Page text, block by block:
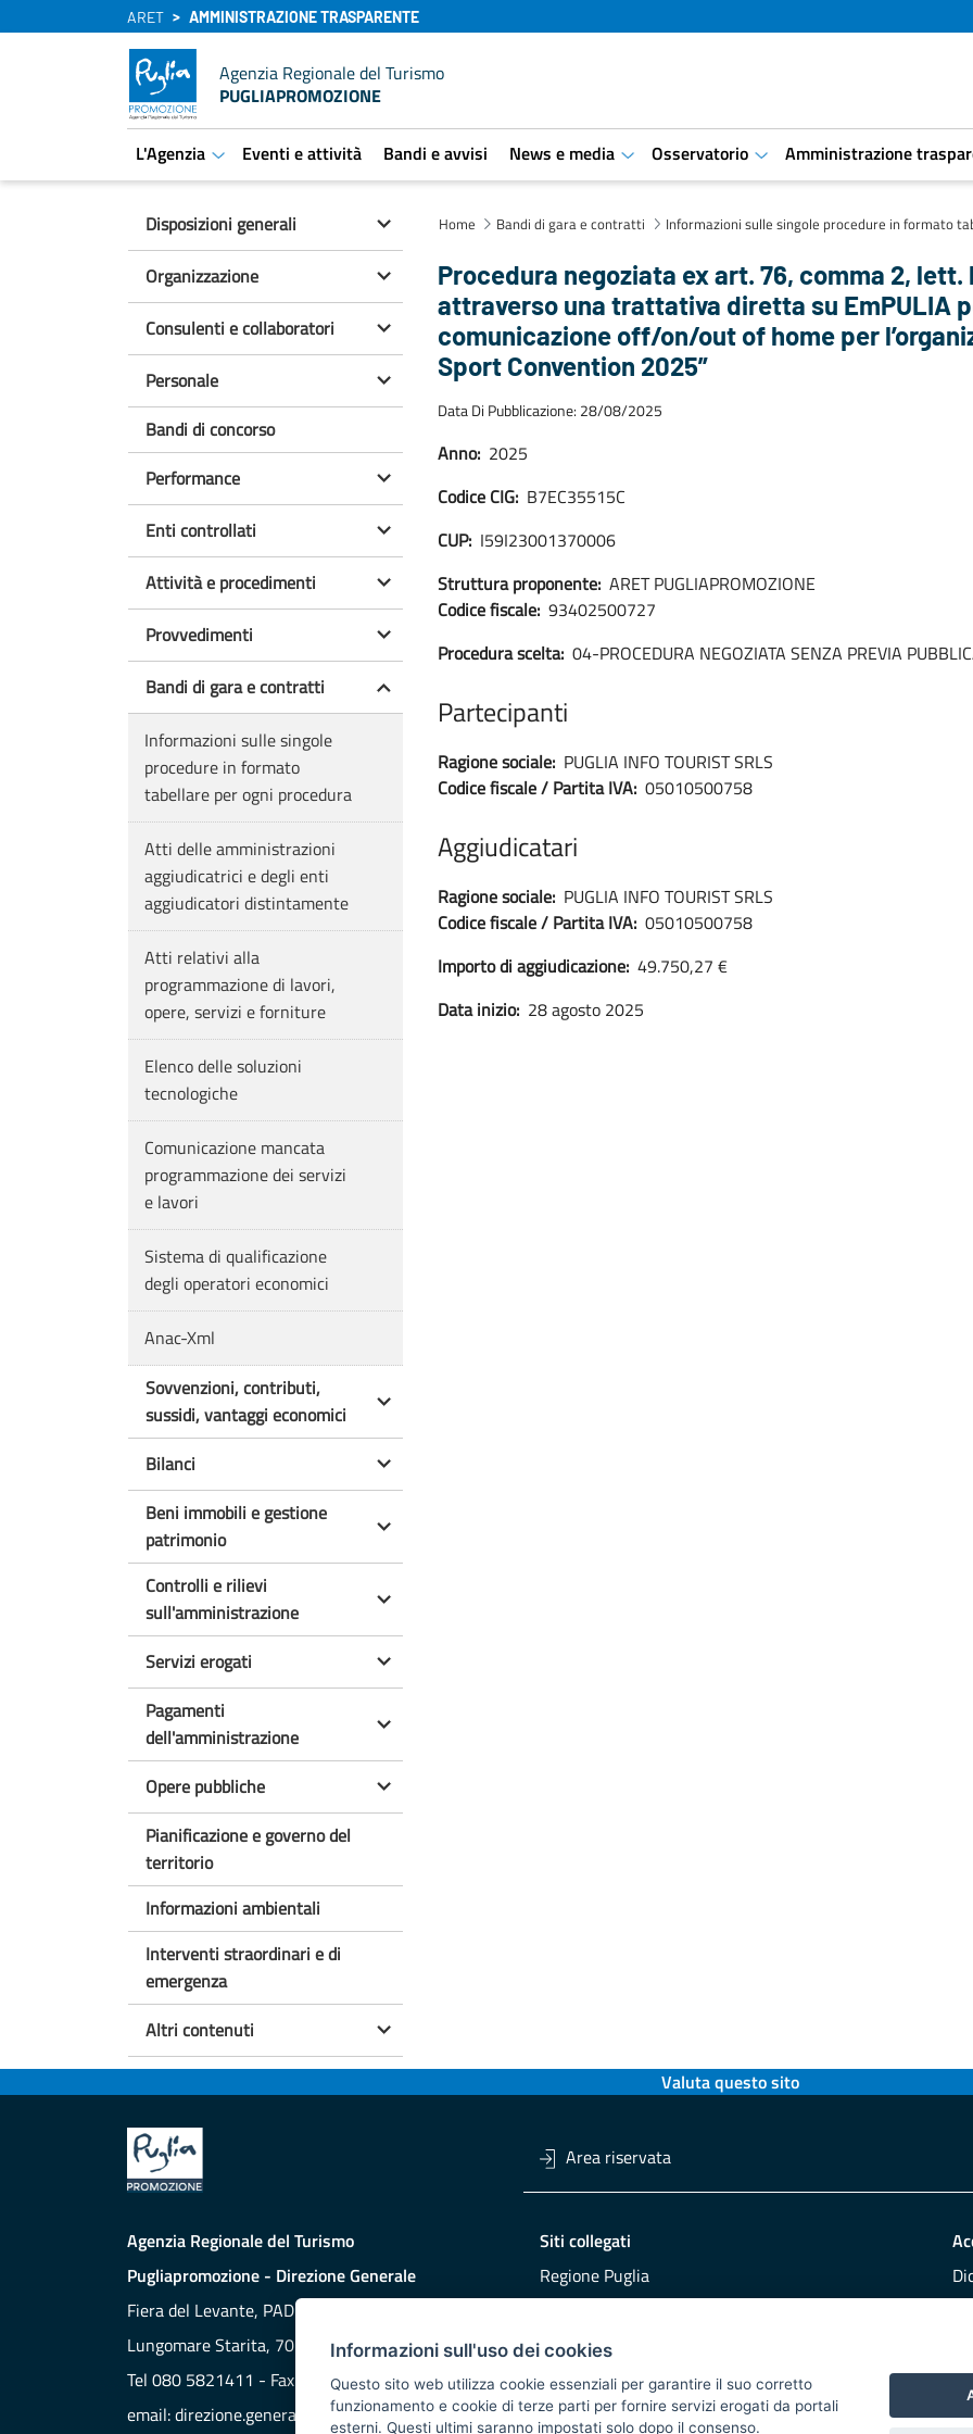
Informazioni sull'uso dei cookies
Questo sito web utilizza cookie essenziali per garantire il suo corretto
funzionamento e cookie di terze parti per fornire servizi erogati da portali
esterni. Questi ultimi saranno impostati solo dopo il consenso.
ARET AMMINISTRAZIONE TRASPARENTE
Agenzia Regionale del Turismo
PUGLIAPROMOZIONE
L'Agenzia
aret.open.submenu
Eventi e attività Bandi e avvisi News e media
aret.open.submenu
Osservatorio
aret.open.submenu
Amministrazione
Disposizioni generali
Organizzazione
Consulenti e collaboratori
Personale
Bandi di concorso
Performance
Enti controllati
Attività e procedimenti
Provvedimenti
Bandi di gara e contratti
Informazioni sulle singole
procedure in formato
tabellare per ogni procedura
Atti delle amministrazioni
aggiudicatrici e degli enti
aggiudicatori distintamente
Atti relativi alla
programmazione di lavori,
opere, servizi e forniture
Elenco delle soluzioni
tecnologiche
Comunicazione mancata
programmazione dei servizi
e lavori
Sistema di qualificazione
degli operatori economici
Anac-Xml
Sovvenzioni, contributi,
sussidi, vantaggi economici
Bilanci
Beni immobili e gestione
patrimonio
Controlli e rilievi
sull'amministrazione
Servizi erogati
Pagamenti
dell'amministrazione
Opere pubbliche
Pianificazione e governo del
territorio
Informazioni ambientali
Interventi straordinari e di
emergenza
Altri contenuti
Home Bandi di gara e contratti Informazioni sulle singole procedure in formato
Procedura negoziata ex art. 76, comma 2, lett.
attraverso una trattativa diretta su EmPULIA
comunicazione off/on/out of home per
Sport Convention 2025”
Data Di Pubblicazione: 28/08/2025
Anno: 2025
Codice CIG: B7EC35515C
CUP: I59I23001370006
Struttura proponente: ARET PUGLIAPROMOZIONE
Codice fiscale: 93402500727
Procedura scelta: 04-PROCEDURA NEGOZIATA SENZA PREVIA
Partecipanti
Ragione sociale: PUGLIA INFO TOURIST SRLS
Codice fiscale / Partita IVA: 05010500758
Aggiudicatari
Ragione sociale: PUGLIA INFO TOURIST SRLS
Codice fiscale / Partita IVA: 05010500758
Importo di aggiudicazione: 49.750,27 €
Data inizio: 28 agosto 2025
Valuta questo sito
Area riservata
Agenzia Regionale del Turismo
Pugliapromozione - Direzione Generale
Fiera del Levante, PAD. 172
Lungomare Starita, 70132 BARI
Tel 080 5821411 - Fax 080 5821429
email:direzione.generale@aret.regione.puglia.it
Siti collegati
Regione Puglia
DMS Puglia
Buy Puglia